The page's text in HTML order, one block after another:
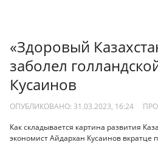
«Здоровый
заболел
Кусаинов
ОПУБЛИКОВАНО: 31.03.2023, 16:24
Как складывается картина развития
экономист Айдархан Кусаинов вкратце